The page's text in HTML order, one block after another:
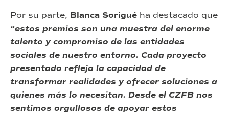
Por su parte, Blanca Sorigué ha destacado que
“estos premios son una muestra del enorme
talento y compromiso de las entidades
sociales de nuestro entorno. Cada proyecto
presentado refleja la capacidad de
transformar realidades y ofrecer soluciones a
quienes más lo necesitan. Desde el CZFB nos
sentimos orgullosos de apoyar estos